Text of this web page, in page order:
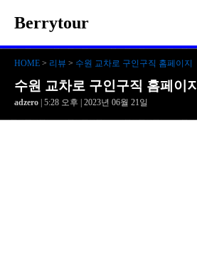
Berrytour
HOME > 리뷰 > 수원 교차로 구인구직 홈페이지
수원 교차로 구인구직 홈페이지
adzero | 5:28 오후 | 2023년 06월 21일